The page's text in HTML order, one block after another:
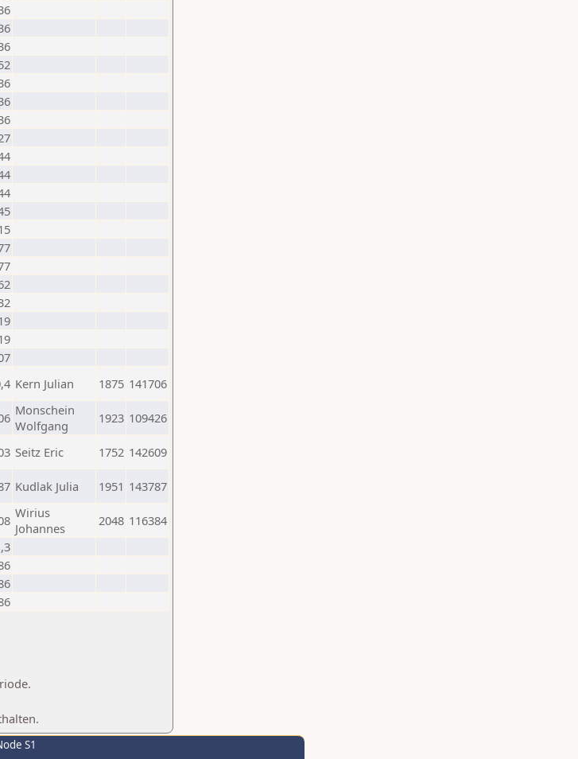
Kern Julian 1875 141706
Monschein
Wolfgang
1923 109426
Seitz Eric 1752 142609
Kudlak Julia 1951 143787
Wirius
Johannes
2048 116384
S1